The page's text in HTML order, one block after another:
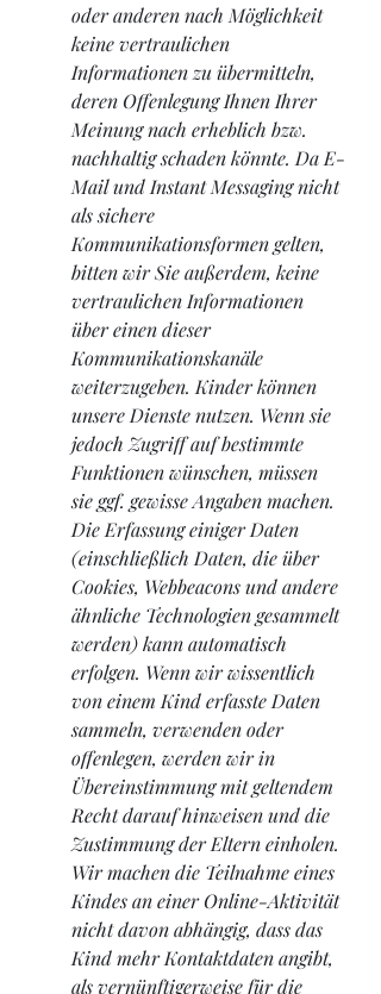
oder anderen nach Möglichkeit
keine vertraulichen
Informationen zu übermitteln,
deren Offenlegung Ihnen Ihrer
Meinung nach erheblich bzw.
nachhaltig schaden könnte. Da E-
Mail und Instant Messaging nicht
als sichere
Kommunikationsformen gelten,
bitten wir Sie außerdem, keine
vertraulichen Informationen
über einen dieser
Kommunikationskanäle
weiterzugeben. Kinder können
unsere Dienste nutzen. Wenn sie
jedoch Zugriff auf bestimmte
Funktionen wünschen, müssen
sie ggf. gewisse Angaben machen.
Die Erfassung einiger Daten
(einschließlich Daten, die über
Cookies, Webbeacons und andere
ähnliche Technologien gesammelt
werden) kann automatisch
erfolgen. Wenn wir wissentlich
von einem Kind erfasste Daten
sammeln, verwenden oder
offenlegen, werden wir in
Übereinstimmung mit geltendem
Recht darauf hinweisen und die
Zustimmung der Eltern einholen.
Wir machen die Teilnahme eines
Kindes an einer Online-Aktivität
nicht davon abhängig, dass das
Kind mehr Kontaktdaten angibt,
als vernünftigerweise für die